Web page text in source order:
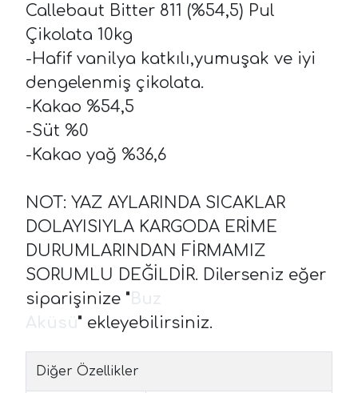
Callebaut Bitter 811 (%54,5) Pul
Çikolata 10kg
-Hafif vanilya katkılı,yumuşak ve iyi
dengelenmiş çikolata.
-Kakao %54,5
-Süt %0
-Kakao yağ %36,6
NOT: YAZ AYLARINDA SICAKLAR
DOLAYISIYLA KARGODA ERİME
DURUMLARINDAN FİRMAMIZ
SORUMLU DEĞİLDİR. Dilerseniz eğer
siparişinize "
" ekleyebilirsiniz.
Diğer Özellikler